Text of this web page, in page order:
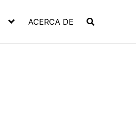
ACERCA DE